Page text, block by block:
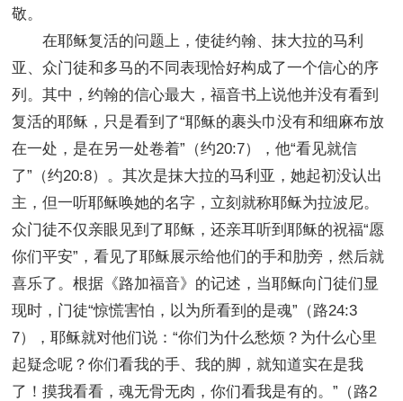
敬。
在耶稣复活的问题上，使徒约翰、抹大拉的马利
亚、众门徒和多马的不同表现恰好构成了一个信心的序
列。其中，约翰的信心最大，福音书上说他并没有看到
复活的耶稣，只是看到了“耶稣的裹头巾没有和细麻布放
在一处，是在另一处卷着”（约20:7），他“看见就信
了”（约20:8）。其次是抹大拉的马利亚，她起初没认出
主，但一听耶稣唤她的名字，立刻就称耶稣为拉波尼。
众门徒不仅亲眼见到了耶稣，还亲耳听到耶稣的祝福“愿
你们平安”，看见了耶稣展示给他们的手和肋旁，然后就
喜乐了。根据《路加福音》的记述，当耶稣向门徒们显
现时，门徒“惊慌害怕，以为所看到的是魂”（路24:3
7），耶稣就对他们说：“你们为什么愁烦？为什么心里
起疑念呢？你们看我的手、我的脚，就知道实在是我
了！摸我看看，魂无骨无肉，你们看我是有的。”（路2